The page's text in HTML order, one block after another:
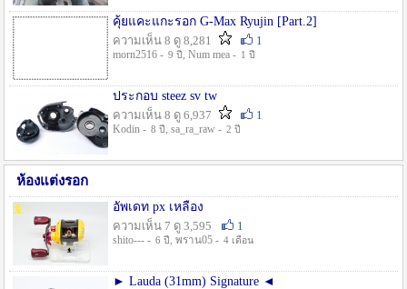
คุ้ยแคะแกะรอก G-Max Ryujin [Part.2]
ความเห็น 8 ดู 8,281
1
morn2516 - 9 ปี , Num mea - 1 ปี
ประกอบ steez sv tw
ความเห็น 8 ดู 6,937
1
Kodin - 8 ปี , sa_ra_raw - 2 ปี
ห้องแต่งรอก
อัพเดท px เหลือง
ความเห็น 7 ดู 3,595
1
shito--- - 6 ปี , พราน05 - 4 เดือน
► Lauda (31mm) Signature ◄